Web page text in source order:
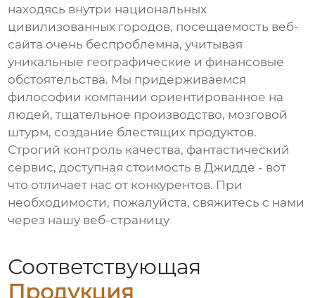
находясь внутри национальных
цивилизованных городов, посещаемость веб-
сайта очень беспроблемна, учитывая
уникальные географические и финансовые
обстоятельства. Мы придерживаемся
философии компании ориентированное на
людей, тщательное производство, мозговой
штурм, создание блестящих продуктов.
Строгий контроль качества, фантастический
сервис, доступная стоимость в Джидде - вот
что отличает нас от конкурентов. При
необходимости, пожалуйста, свяжитесь с нами
через нашу веб-страницу
Соответствующая
Продукция